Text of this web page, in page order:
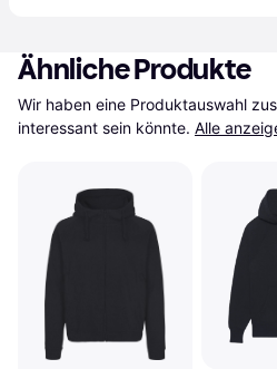
Ähnliche Produkte
Wir haben eine Produktauswahl
interessant sein könnte. Alle